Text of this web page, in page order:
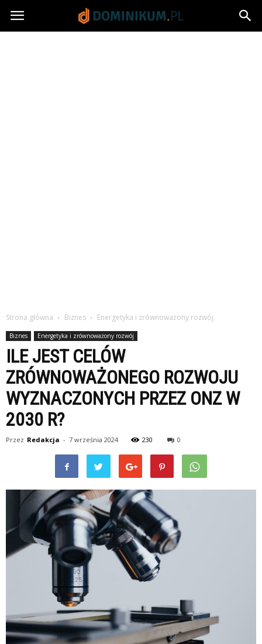
Dominikum.pl
Strona główna Biznes Energetyka i zrównoważony rozwój
Biznes Energetyka i zrównoważony rozwój
ILE JEST CELÓW
ZRÓWNOWAŻONEGO ROZWOJU
WYZNACZONYCH PRZEZ ONZ W
2030 R?
Przez Redakcja - 7 września 2024 230 0